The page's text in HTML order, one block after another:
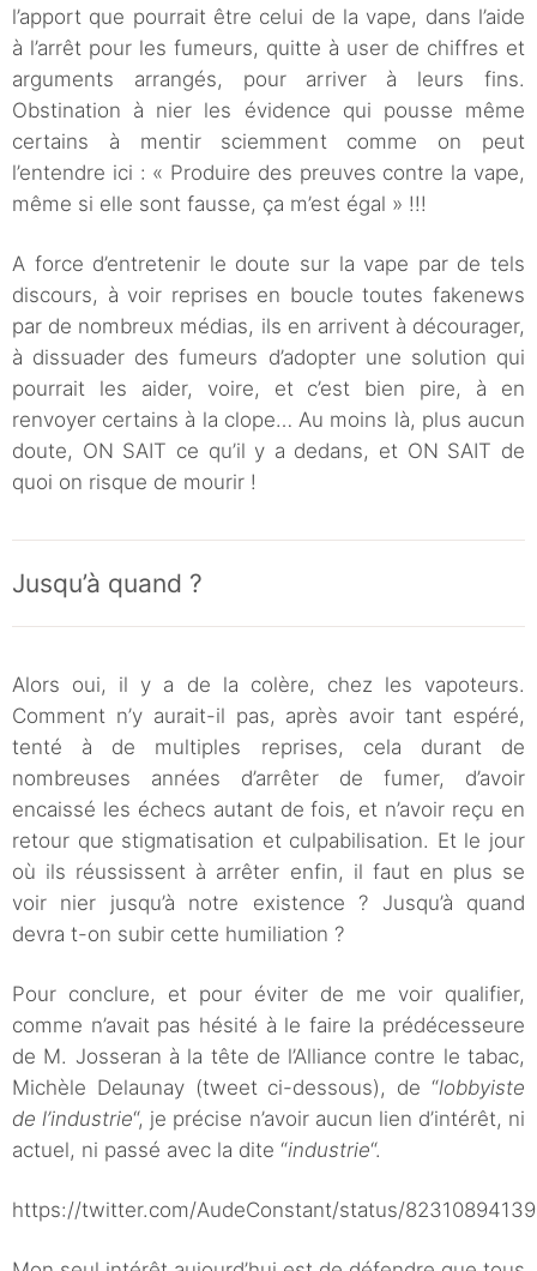
l’apport que pourrait être celui de la vape, dans l’aide
à l’arrêt pour les fumeurs, quitte à user de chiffres et
arguments arrangés, pour arriver à leurs fins.
Obstination à nier les évidence qui pousse même
certains à mentir sciemment comme on peut
l’entendre ici : « Produire des preuves contre la vape,
même si elle sont fausse, ça m’est égal » !!!
A force d’entretenir le doute sur la vape par de tels
discours, à voir reprises en boucle toutes fakenews
par de nombreux médias, ils en arrivent à décourager,
à dissuader des fumeurs d’adopter une solution qui
pourrait les aider, voire, et c’est bien pire, à en
renvoyer certains à la clope… Au moins là, plus aucun
doute, ON SAIT ce qu’il y a dedans, et ON SAIT de
quoi on risque de mourir !
Jusqu’à quand ?
Alors oui, il y a de la colère, chez les vapoteurs.
Comment n’y aurait-il pas, après avoir tant espéré,
tenté à de multiples reprises, cela durant de
nombreuses années d’arrêter de fumer, d’avoir
encaissé les échecs autant de fois, et n’avoir reçu en
retour que stigmatisation et culpabilisation. Et le jour
où ils réussissent à arrêter enfin, il faut en plus se
voir nier jusqu’à notre existence ? Jusqu’à quand
devra t-on subir cette humiliation ?
Pour conclure, et pour éviter de me voir qualifier,
comme n’avait pas hésité à le faire la prédécesseure
de M. Josseran à la tête de l’Alliance contre le tabac,
Michèle Delaunay (tweet ci-dessous), de “lobbyiste
de l’industrie“, je précise n’avoir aucun lien d’intérêt, ni
actuel, ni passé avec la dite “industrie“.
https://twitter.com/AudeConstant/status/